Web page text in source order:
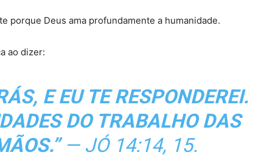
porque Deus ama profundamente a humanidade.
ao dizer:
E EU TE RESPONDEREI.
DO TRABALHO DAS
— JÓ 14:14, 15.